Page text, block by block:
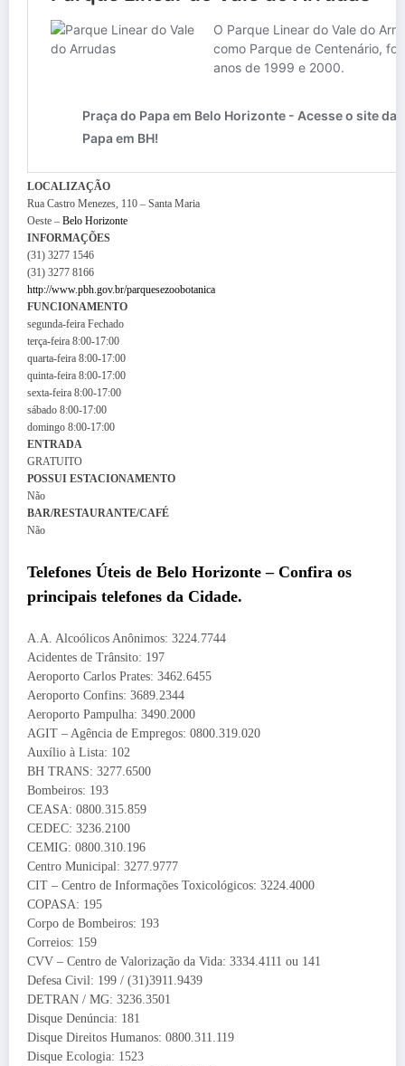
LOCALIZAÇÃO
Rua Castro Menezes, 110 – Santa Maria
Oeste – Belo Horizonte
INFORMAÇÕES
(31) 3277 1546
(31) 3277 8166
http://www.pbh.gov.br/parquesezoobotanica
FUNCIONAMENTO
segunda-feira Fechado
terça-feira 8:00-17:00
quarta-feira 8:00-17:00
quinta-feira 8:00-17:00
sexta-feira 8:00-17:00
sábado 8:00-17:00
domingo 8:00-17:00
ENTRADA
GRATUITO
POSSUI ESTACIONAMENTO
Não
BAR/RESTAURANTE/CAFÉ
Não
Telefones Úteis de Belo Horizonte – Confira os
principais telefones da Cidade.
A.A. Alcoólicos Anônimos: 3224.7744
Acidentes de Trânsito: 197
Aeroporto Carlos Prates: 3462.6455
Aeroporto Confins: 3689.2344
Aeroporto Pampulha: 3490.2000
AGIT – Agência de Empregos: 0800.319.020
Auxílio à Lista: 102
BH TRANS: 3277.6500
Bombeiros: 193
CEASA: 0800.315.859
CEDEC: 3236.2100
CEMIG: 0800.310.196
Centro Municipal: 3277.9777
CIT – Centro de Informações Toxicológicos: 3224.4000
COPASA: 195
Corpo de Bombeiros: 193
Correios: 159
CVV – Centro de Valorização da Vida: 3334.4111 ou 141
Defesa Civil: 199 / (31)3911.9439
DETRAN / MG: 3236.3501
Disque Denúncia: 181
Disque Direitos Humanos: 0800.311.119
Disque Ecologia: 1523